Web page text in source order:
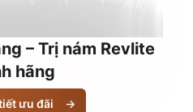
– Trị nám Revlite
hãng
ưu đãi →